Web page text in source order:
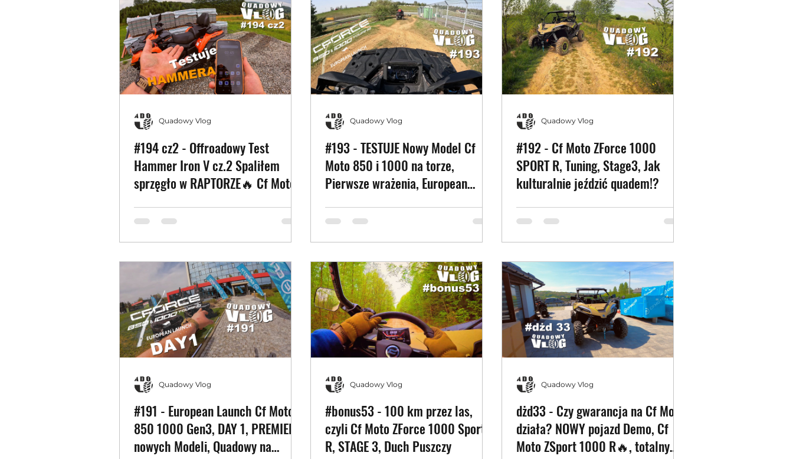
#194 cz2 - Offroadowy Test
Hammer Iron V cz.2 Spaliłem
sprzęgło w RAPTORZE🔥 Cf Moto
Quadowy Vlog
#193 - TESTUJE Nowy Model Cf
Moto 850 i 1000 na torze,
Pierwsze wrażenia, European
Quadowy Vlog
#192 - Cf Moto ZForce 1000
SPORT R, Tuning, Stage3, Jak
kulturalnie jeździć quadem!?
Quadowy Vlog
#191 - European Launch Cf Moto
850 1000 Gen3, DAY 1, PREMIERA
nowych Modeli, Quadowy na
Quadowy Vlog
#bonus53 - 100 km przez las,
czyli Cf Moto ZForce 1000 Sport
R, STAGE 3, Duch Puszczy
Quadowy Vlog
dżd33 - Czy gwarancja na Cf Moto
działa? NOWY pojazd Demo, Cf
Moto ZSport 1000 R🔥, totalny
Quadowy Vlog